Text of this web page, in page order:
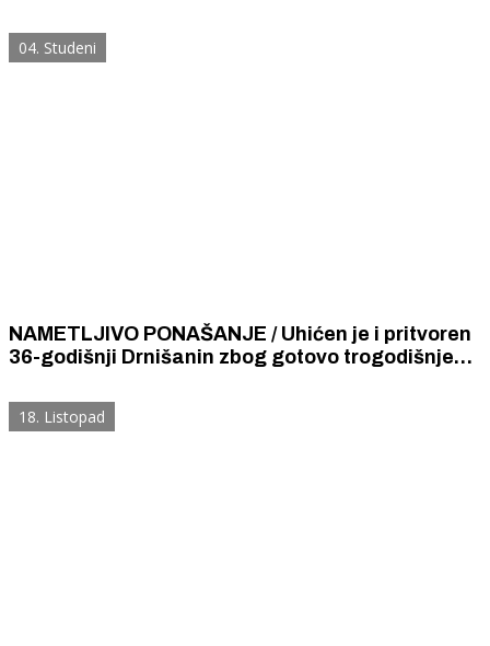
04. Studeni
NAMETLJIVO PONAŠANJE / Uhićen je i pritvoren
36-godišnji Drnišanin zbog gotovo trogodišnjeg
18. Listopad